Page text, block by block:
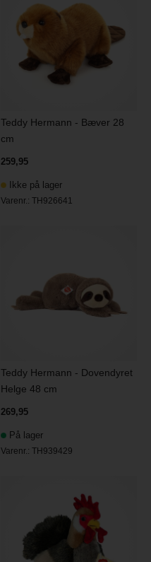
Teddy Hermann - Bæver 28
cm
259,95
Ikke på lager
Varenr.:TH926641
Teddy Hermann - Dovendyret
Helge 48 cm
269,95
På lager
Varenr.:TH939429